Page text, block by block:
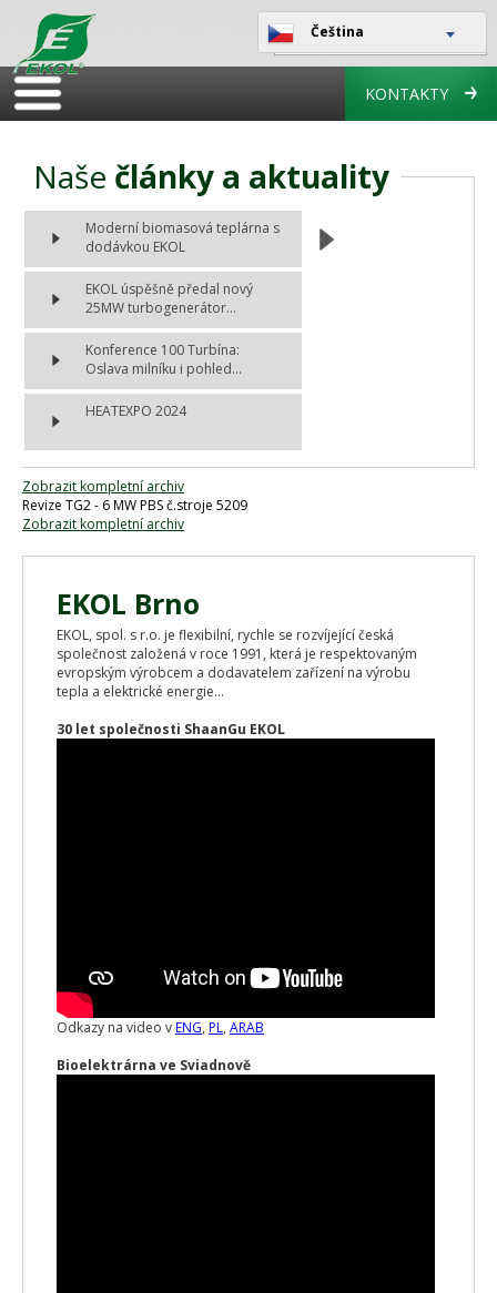
Čeština
KONTAKTY
Naše články a aktuality
Moderní biomasová teplárna s
dodávkou EKOL
EKOL úspěšně předal nový
25MW turbogenerátor...
Konference 100 Turbína:
Oslava milníku i pohled...
HEATEXPO 2024
Zobrazit kompletní archiv
Revize TG2 - 6 MW PBS č.stroje 5209
Zobrazit kompletní archiv
EKOL Brno
EKOL, spol. s r.o. je flexibilní, rychle se rozvíjející česká
společnost založená v roce 1991, která je respektovaným
evropským výrobcem a dodavatelem zařízení na výrobu
tepla a elektrické energie...
30 let společnosti ShaanGu EKOL
Odkazy na video vENG, PL, ARAB
Bioelektrárna ve Sviadnově